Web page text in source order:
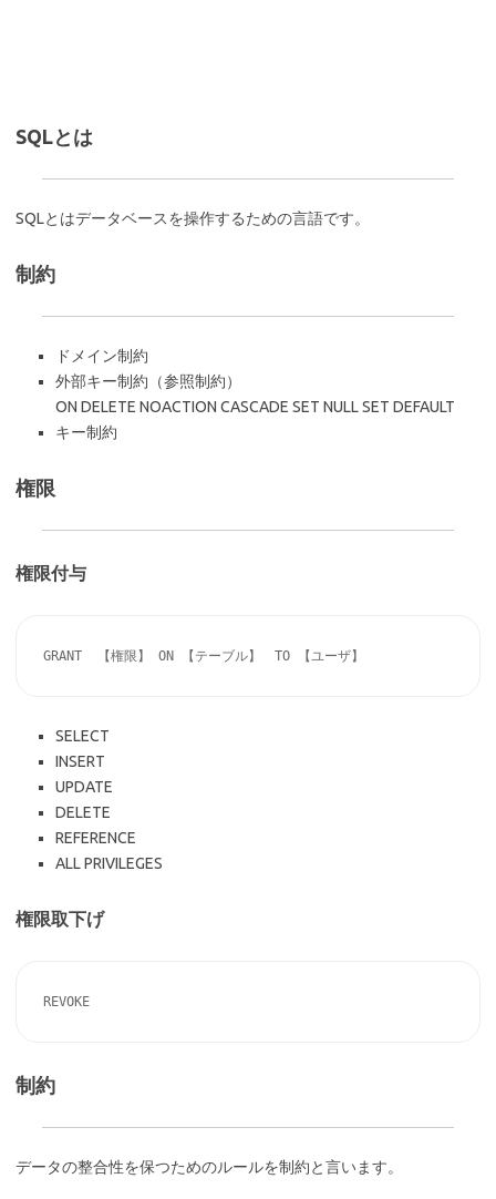
SQLとは
SQLとはデータベースを操作するための言語です。
制約
ドメイン制約
外部キー制約（参照制約）
ON DELETE NOACTION CASCADE SET NULL SET DEFAULT
キー制約
権限
権限付与
GRANT  【権限】 ON 【テーブル】　TO 【ユーザ】
SELECT
INSERT
UPDATE
DELETE
REFERENCE
ALL PRIVILEGES
権限取下げ
REVOKE
制約
データの整合性を保つためのルールを制約と言います。